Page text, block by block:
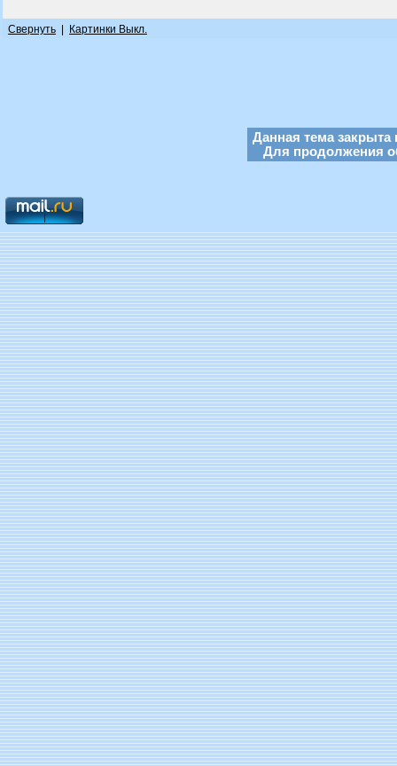
Свернуть Картинки Выкл.
Данная тема закрыта
Для продолжения